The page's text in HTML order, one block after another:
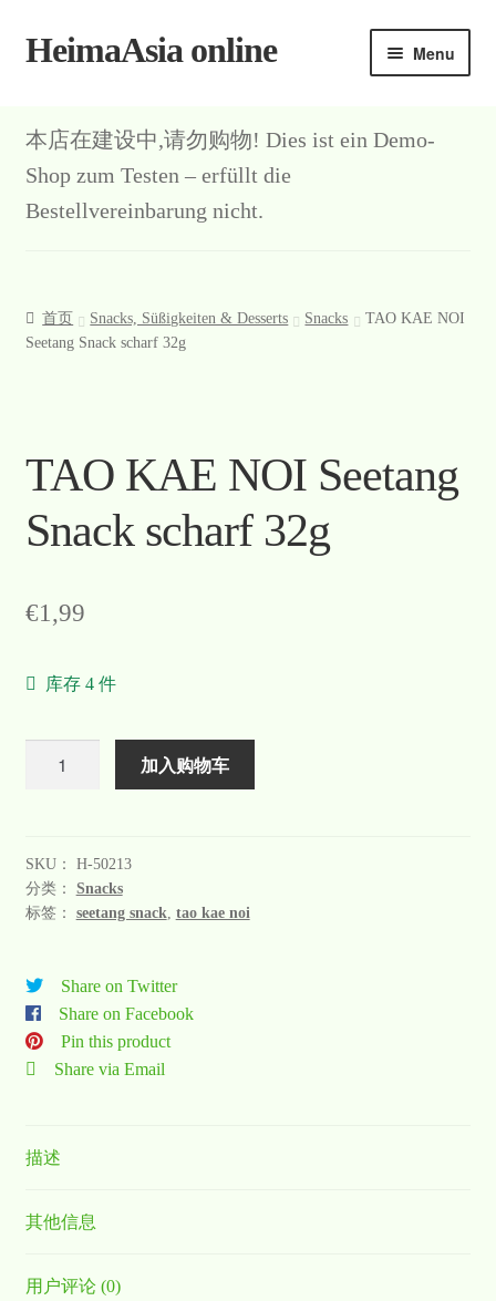
Skip
Skip
HeimaAsia online Menu
About
AGB
Datenschutz
Mein Konto
Warenkorb
关于
本店在建设中,请勿购物! Dies ist ein Demo-
Shop zum Testen – erfüllt die
Bestellvereinbarung nicht.
首页 Snacks, Süßigkeiten & Desserts Snacks
TAO KAE NOI
Seetang Snack scharf 32g
TAO KAE NOI Seetang
Snack scharf 32g
€1,99
库存 4 件
加入购物车
SKU： H-50213
分类： Snacks
标签： seetang snack tao kae noi
Share on Twitter
Share on Facebook
Pin this product
Share via Email
描述
其他信息
用户评论 (0)